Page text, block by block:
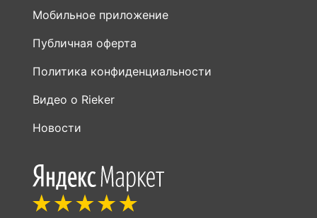
Мобильное приложение
Публичная оферта
Политика конфиденциальности
Видео о Rieker
Новости